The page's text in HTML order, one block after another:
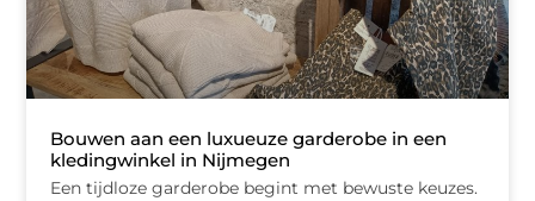
Bouwen aan een luxueuze garderobe in een
kledingwinkel in Nijmegen
Een tijdloze garderobe begint met bewuste keuzes.